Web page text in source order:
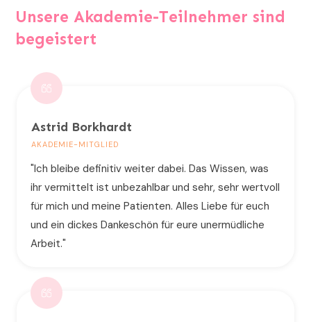
Unsere Akademie-Teilnehmer sind
begeistert
Astrid Borkhardt
AKADEMIE-MITGLIED
"Ich bleibe definitiv weiter dabei. Das Wissen, was
ihr vermittelt ist unbezahlbar und sehr, sehr wertvoll
für mich und meine Patienten. Alles Liebe für euch
und ein dickes Dankeschön für eure unermüdliche
Arbeit."